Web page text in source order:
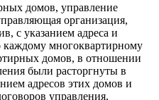
домов, управление
организация,
с указанием адреса и
каждому многоквартирному
домов, в отношении
были расторгнуты в
адресов этих домов и
управления,